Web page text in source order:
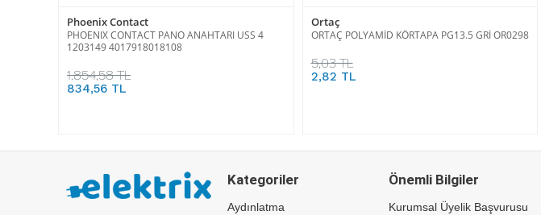
Phoenix Contact
PHOENIX CONTACT PANO ANAHTARI USS 4
1203149 4017918018108
1.854,58 TL
834,56 TL
Ortaç
ORTAÇ POLYAMİD KÖRTAPA PG13.5 GRİ OR0298
5,03 TL
2,82 TL
Kategoriler
Aydınlatma
Önemli Bilgiler
Kurumsal Üyelik Başvurusu